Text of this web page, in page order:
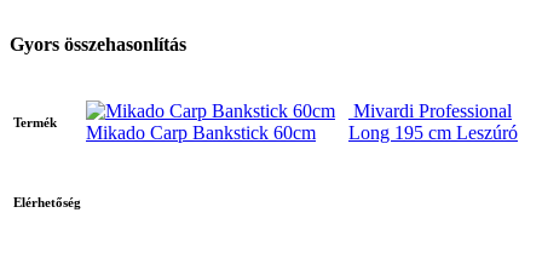
Gyors összehasonlítás
Termék
Mikado Carp Bankstick 60cm
Mivardi Professional
Long 195 cm Leszúró
Elérhetőség